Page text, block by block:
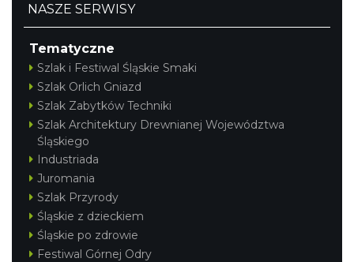
NASZE SERWISY
Tematyczne
Szlak i Festiwal Śląskie Smaki
Szlak Orlich Gniazd
Szlak Zabytków Techniki
Szlak Architektury Drewnianej Województwa
Śląskiego
Industriada
Juromania
Szlak Przyrody
Śląskie z dzieckiem
Śląskie po zdrowie
Festiwal Górnej Odry